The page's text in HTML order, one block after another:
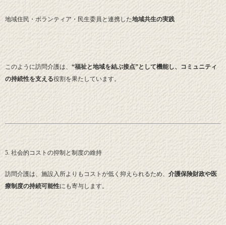
地域住民・ボランティア・民生委員と連携した地域共生の実践
このように訪問介護は、 “福祉と地域を結ぶ接点”として機能し、コミュニティ
の持続性を支える役割を果たしています。
5. 社会的コストの抑制と制度の維持
訪問介護は、施設入所よりもコストが低く抑えられるため、 介護保険財政や医
療制度の持続可能性にも寄与します。